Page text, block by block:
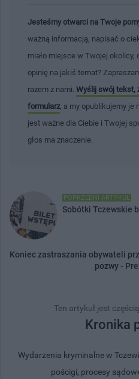
Jesteśmy otwarci na Twoje
ważną informacją, napisać o
miało miejsce w Twojej okolicy,
opinię na jakiś temat?
razem z nami. Wyślij swój tekst,
formularz , a my opublikujemy
jest ważne dla Ciebie i Twojej
głos ma znaczenie.
POPRZEDNI ARTYKUŁ
Sobótki Tczewskie
Koniec zastraszania obywateli
pozwy -
Ten artykuł jest
Kronika
Wydarzenia kryminalne w
pościgi, procesy